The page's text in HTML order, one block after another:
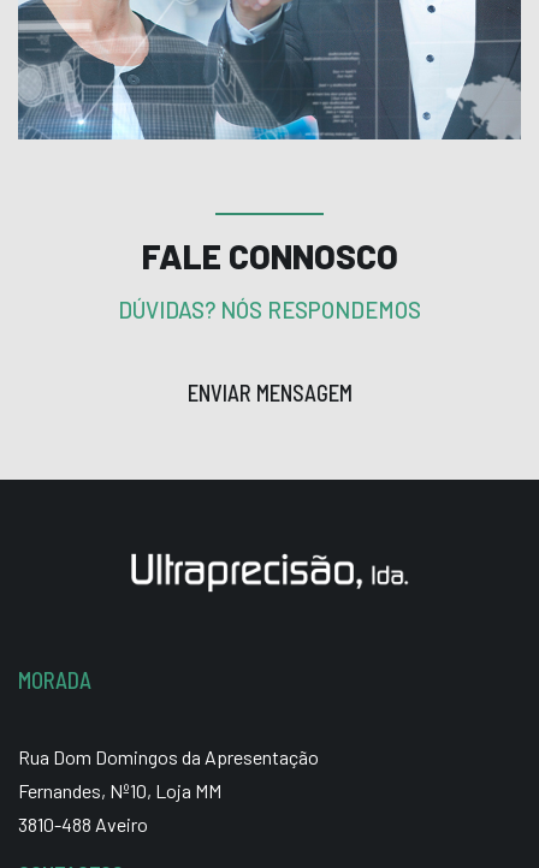
FALE CONNOSCO
DÚVIDAS? NÓS RESPONDEMOS
ENVIAR MENSAGEM
MORADA
Rua Dom Domingos da Apresentação
Fernandes, Nº10, Loja MM
3810-488 Aveiro